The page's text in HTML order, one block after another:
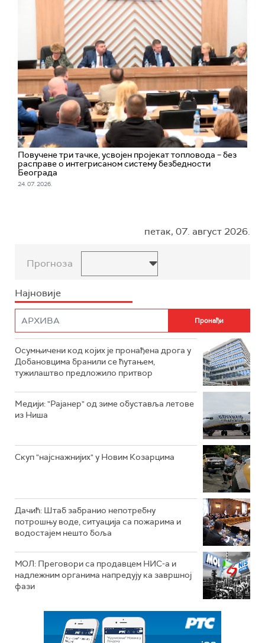
Повучене три тачке, усвојен пројекат топловода – без
расправе о интегрисаном систему безбедности
Београда
24. 07. 2026.
петак, 07. август 2026.
Прогноза
Најновије
Осумњичени код којих је пронађена дрога у
Добановцима бранили се ћутањем,
тужилаштво предложило притвор
Mедији: "Рајанер" од зиме обуставља летове
из Ниша
Скуп "најснажнијих" у Новим Козарцима
Дачић: Штаб забранио непотребну
потрошњу воде, ситуација са пожарима и
водостајем нешто боља
МОЛ: Преговори са продавцем НИС-а и
надлежним органима напредују ка завршној
фази